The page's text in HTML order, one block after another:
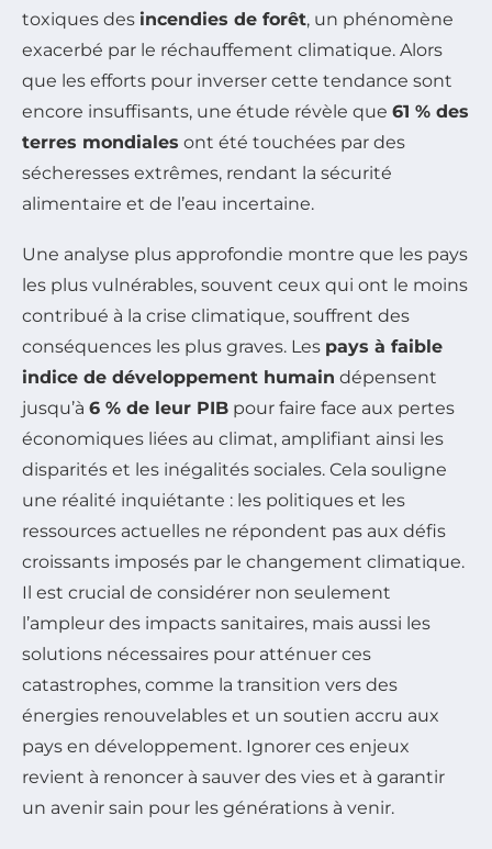
toxiques des incendies de forêt, un phénomène
exacerbé par le réchauffement climatique. Alors
que les efforts pour inverser cette tendance sont
encore insuffisants, une étude révèle que 61 % des
terres mondiales ont été touchées par des
sécheresses extrêmes, rendant la sécurité
alimentaire et de l’eau incertaine.
Une analyse plus approfondie montre que les pays
les plus vulnérables, souvent ceux qui ont le moins
contribué à la crise climatique, souffrent des
conséquences les plus graves. Les pays à faible
indice de développement humain dépensent
jusqu’à 6 % de leur PIB pour faire face aux pertes
économiques liées au climat, amplifiant ainsi les
disparités et les inégalités sociales. Cela souligne
une réalité inquiétante : les politiques et les
ressources actuelles ne répondent pas aux défis
croissants imposés par le changement climatique.
Il est crucial de considérer non seulement
l’ampleur des impacts sanitaires, mais aussi les
solutions nécessaires pour atténuer ces
catastrophes, comme la transition vers des
énergies renouvelables et un soutien accru aux
pays en développement. Ignorer ces enjeux
revient à renoncer à sauver des vies et à garantir
un avenir sain pour les générations à venir.